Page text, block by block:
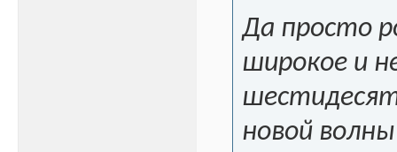
Да просто
широкое и
новой